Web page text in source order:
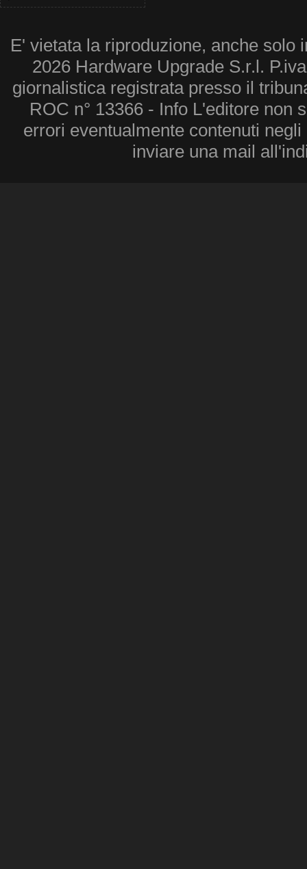
E' vietata la riproduzione, anche solo
2026 Hardware Upgrade S.r.l.
giornalistica registrata presso il
ROC n° 13366 - Info L'editore non
errori eventualmente contenuti
inviare una mail